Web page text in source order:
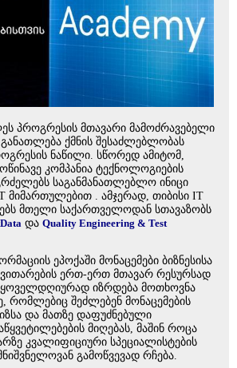
პროგრესის მთავარი მამოძრავებელი
ქმნის შესაძლებლობას
ნაწილი. სწორედ ამიტომ,
კომპანია ტექნოლოგიების
საგანმანათლებლო ინიცი
მიმართულებით . ამჯერად, თიბისი IT
მთელი საქართველოდან სთავაზობს
და Quality Engineering & Test
ეპოქაში მონაცემები ბიზნესისა
ერთ-ერთ მთავარ რესურსად
ყოველდღიურად იზრდება მოთხოვნა
რომლებიც შეძლებენ მონაცემების
და მათზე დაფუძნებული
მიღებას, მაშინ როცა
კვალიფიციური სპეციალისტების
გამოწვევად რჩება.